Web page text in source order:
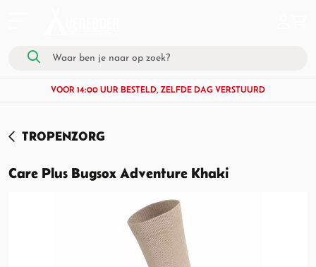
VOOR 14:00 UUR BESTELD, ZELFDE DAG VERSTUURD
TROPENZORG
Care Plus Bugsox Adventure Khaki